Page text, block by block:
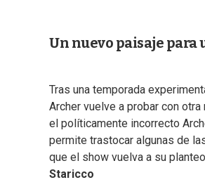
Un nuevo paisaje para
Tras una temporada
Archer vuelve a probar con
el políticamente incorrecto
permite trastocar algunas de
que el show vuelva a su
Staricco